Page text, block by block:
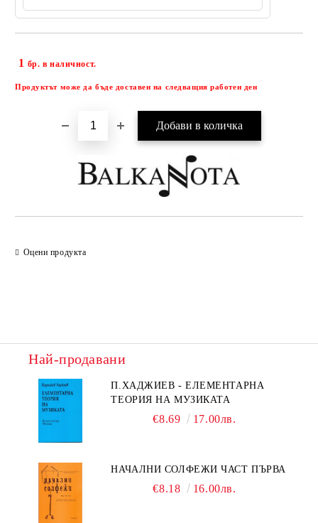
1 бр. в наличност.
Продуктът може да бъде доставен на следващия работен ден
Оцени продукта
Най-продавани
П.ХАДЖИЕВ - ЕЛЕМЕНТАРНА
ТЕОРИЯ НА МУЗИКАТА
€8.69 17.00лв.
НАЧАЛНИ СОЛФЕЖИ ЧАСТ ПЪРВА
€8.18 16.00лв.